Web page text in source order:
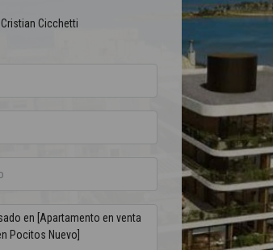
Cristian Cicchetti